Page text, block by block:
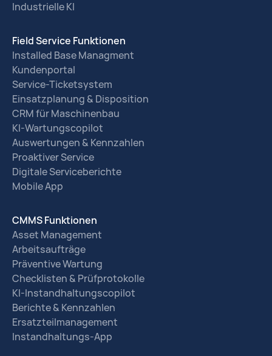
Industrielle KI
Field Service Funktionen
Installed Base Managment
Kundenportal
Service-Ticketsystem
Einsatzplanung & Disposition
CRM für Maschinenbau
KI-Wartungscopilot
Auswertungen & Kennzahlen
Proaktiver Service
Digitale Serviceberichte
Mobile App
CMMS Funktionen
Asset Management
Arbeitsaufträge
Präventive Wartung
Checklisten & Prüfprotokolle
KI-Instandhaltungscopilot
Berichte & Kennzahlen
Ersatzteilmanagement
Instandhaltungs-App